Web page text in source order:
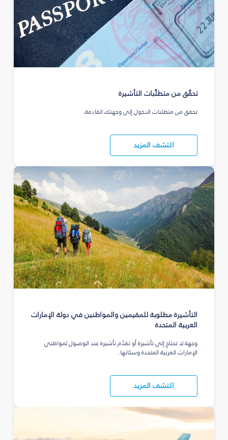
تحقّق من متطلّبات التأشيرة
تحقق من متطلبات الدخول إلى وجهتك القادمة.
اكتشف المزيد
التأشيرة مطلوبة للمقيمين والمواطنين في دولة الإمارات
العربية المتحدة
وجهة لا تحتاج إلى تأشيرة أو تقدّم تأشيرة عند الوصول لمواطني
الإمارات العربية المتحدة وسكانها.
اكتشف المزيد